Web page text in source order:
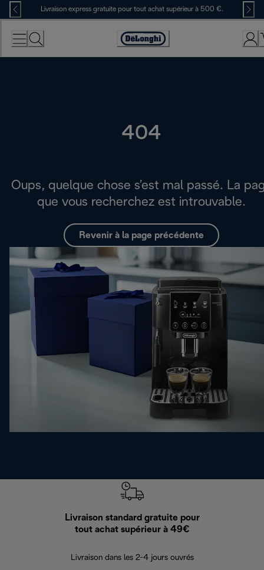
Skip
to
Content
Livraison express gratuite pour tout achat supérieur à 500 €.
Déclaration
d'accessibilité
404
Oups, quelque chose s’est mal passé. La
que vous recherchez est introuvable.
Revenir à la page précédente
Livraison standard gratuite pour
tout achat supérieur à 49€
Livraison dans les 2-4 jours ouvrés